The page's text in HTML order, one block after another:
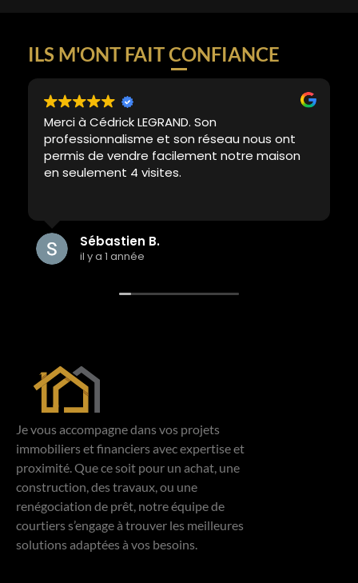
ILS M'ONT FAIT CONFIANCE
Merci à Cédrick LEGRAND. Son
professionnalisme et son réseau nous ont
permis de vendre facilement notre maison
en seulement 4 visites.
Sébastien B.
il y a 1 année
Je vous accompagne dans vos projets
immobiliers et financiers avec expertise et
proximité. Que ce soit pour un achat, une
construction, des travaux, ou une
renégociation de prêt, notre équipe de
courtiers s’engage à trouver les meilleures
solutions adaptées à vos besoins.